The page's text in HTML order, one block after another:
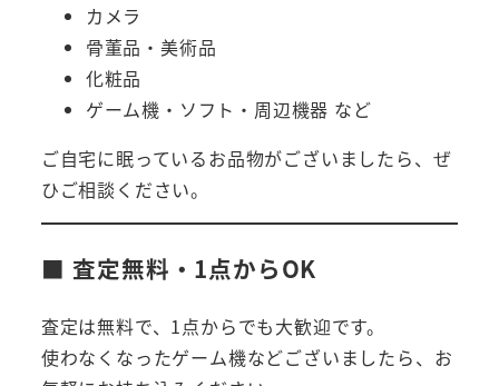
カメラ
骨董品・美術品
化粧品
ゲーム機・ソフト・周辺機器 など
ご自宅に眠っているお品物がございましたら、ぜ
ひご相談ください。
■ 査定無料・1点からOK
査定は無料で、1点からでも大歓迎です。
使わなくなったゲーム機などございましたら、お